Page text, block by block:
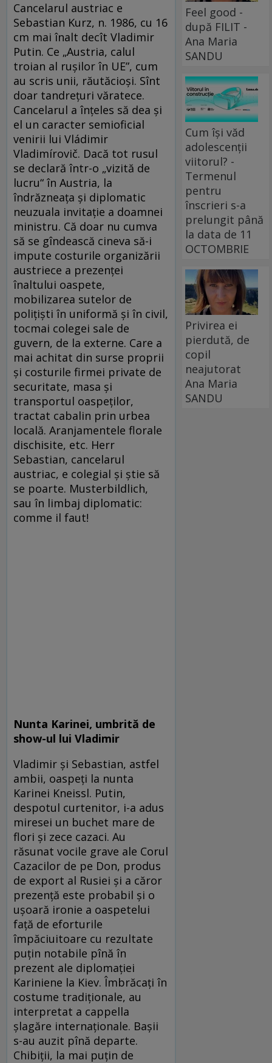
Cancelarul austriac e
Sebastian Kurz, n. 1986, cu 16
cm mai înalt decît Vladimir
Putin. Ce „Austria, calul
troian al rușilor în UE”, cum
au scris unii, răutăcioși. Sînt
doar tandrețuri văratece.
Cancelarul a înțeles să dea și
el un caracter semioficial
venirii lui Vládimir
Vladimírovič. Dacă tot rusul
se declară într-o „vizită de
lucru“ în Austria, la
îndrăzneața și diplomatic
neuzuala invitație a doamnei
ministru. Că doar nu cumva
să se gîndească cineva să-i
impute costurile organizării
austriece a prezenței
înaltului oaspete,
mobilizarea sutelor de
polițiști în uniformă și în civil,
tocmai colegei sale de
guvern, de la externe. Care a
mai achitat din surse proprii
și costurile firmei private de
securitate, masa și
transportul oaspeților,
tractat cabalin prin urbea
locală. Aranjamentele florale
dischisite, etc. Herr
Sebastian, cancelarul
austriac, e colegial și știe să
se poarte. Musterbildlich,
sau în limbaj diplomatic:
comme il faut!
Nunta Karinei, umbrită de
show-ul lui Vladimir
Vladimir și Sebastian, astfel
ambii, oaspeți la nunta
Karinei Kneissl. Putin,
despotul curtenitor, i-a adus
miresei un buchet mare de
flori și zece cazaci. Au
răsunat vocile grave ale Corul
Cazacilor de pe Don, produs
de export al Rusiei și a căror
prezență este probabil și o
ușoară ironie a oaspetelui
față de eforturile
împăciuitoare cu rezultate
puțin notabile pînă în
prezent ale diplomației
Kariniene la Kiev. Îmbrăcați în
costume tradiționale, au
interpretat a cappella
șlagăre internaționale. Bașii
s-au auzit pînă departe.
Chibiții, la mai puțin de
Feel good -
după FILIT -
Ana Maria
SANDU
Cum își văd
adolescenții
viitorul? -
Termenul
pentru
înscrieri s-a
prelungit până
la data de 11
OCTOMBRIE
Privirea ei
pierdută, de
copil
neajutorat
Ana Maria
SANDU